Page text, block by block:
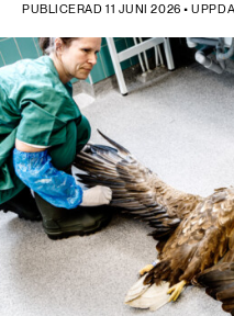
PUBLICERAD 11 JUNI 2026 •